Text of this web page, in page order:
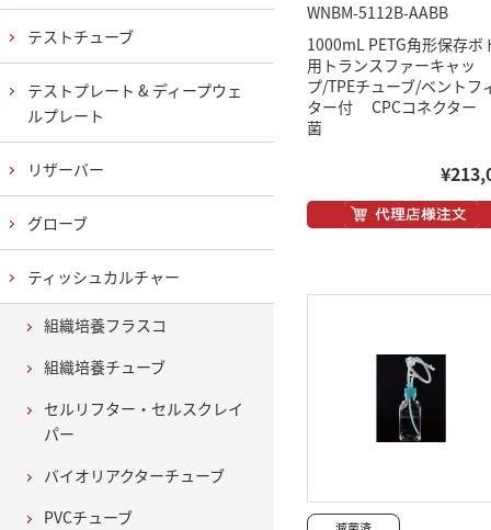
WNBM-5112B-AABB
1000mL PETG角形保存ボ
用トランスファーキャッ
プ/TPEチューブ/ベントフ
ター付 CPCコネクター
菌
テストチューブ
テストプレート & ディープウェ
ルプレート
リザーバー
グローブ
ティッシュカルチャー
組織培養フラスコ
組織培養チューブ
セルリフター・セルスクレイ
パー
バイオリアクターチューブ
PVCチューブ